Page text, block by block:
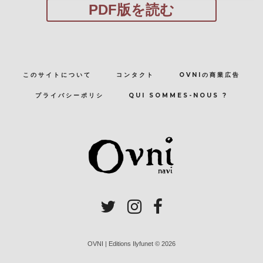
PDF版を読む
このサイトについて コンタクト OVNIの商業広告
プライバシーポリシ QUI SOMMES-NOUS ?
OVNI | Editions Ilyfunet © 2026